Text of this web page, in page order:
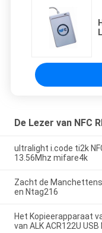
De Lezer van NFC
ultralight i.code ti2k
13.56Mhz mifare4k
Zacht de
en Ntag216
Het Kopieerapparaat
van ALK ACR122U USB